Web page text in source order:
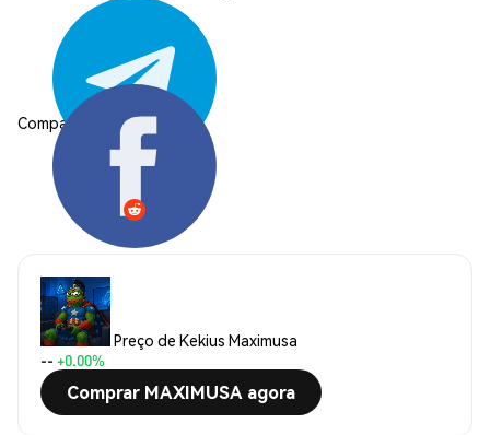
Compartilhar:
Preço de Kekius Maximusa
-- +0.00%
Comprar MAXIMUSA agora